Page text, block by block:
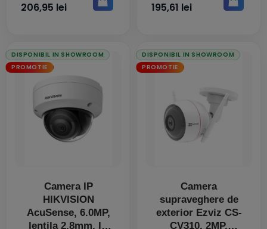
206,95 lei 195,61 lei
DISPONIBIL IN SHOWROOM
PROMOTIE
Camera IP
HIKVISION
AcuSense, 6.0MP,
lentila 2.8mm, IR
DISPONIBIL IN SHOWROOM
PROMOTIE
Camera
supraveghere de
exterior Ezviz CS-
CV310, 2MP,